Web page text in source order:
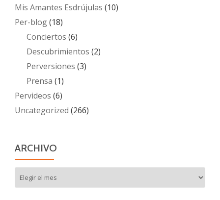
Mis Amantes Esdrújulas (10)
Per-blog(18)
Conciertos (6)
Descubrimientos (2)
Perversiones (3)
Prensa (1)
Pervideos (6)
Uncategorized (266)
ARCHIVO